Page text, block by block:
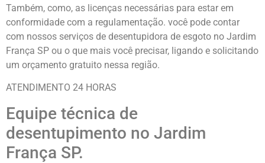
Também, como, as licenças necessárias para estar em
conformidade com a regulamentação. você pode contar
com nossos serviços de desentupidora de esgoto no Jardim
França SP ou o que mais você precisar, ligando e solicitando
um orçamento gratuito nessa região.
ATENDIMENTO 24 HORAS
Equipe técnica de
desentupimento no Jardim
França SP.